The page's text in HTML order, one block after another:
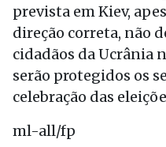
prevista em Kiev,
direção correta, não
cidadãos da Ucrânia
serão protegidos os
celebração das
ml-all/fp